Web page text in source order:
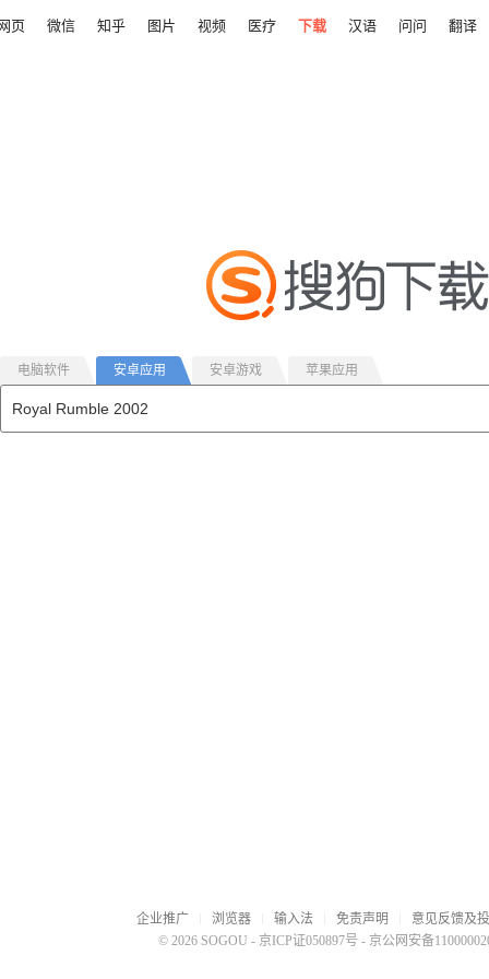
页 微信 知乎 图片 视频 医疗 下载 汉语 问问 翻译
电脑软件 安卓应用 安卓游戏 苹果应用
企业推广 浏览器 输入法 免责声明
意见反馈及
© 2026 SOGOU - 京ICP证050897号 - 京公网安备